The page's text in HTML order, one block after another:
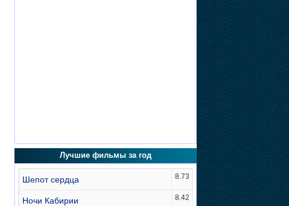
Лучшие фильмы за год
Шепот сердца 8.73
Ночи Кабирии 8.42